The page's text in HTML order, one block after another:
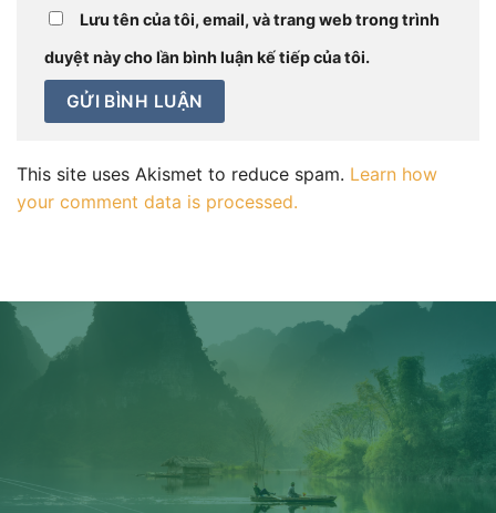
Lưu tên của tôi, email, và trang web trong trình
duyệt này cho lần bình luận kế tiếp của tôi.
This site uses Akismet to reduce spam. Learn how
your comment data is processed.